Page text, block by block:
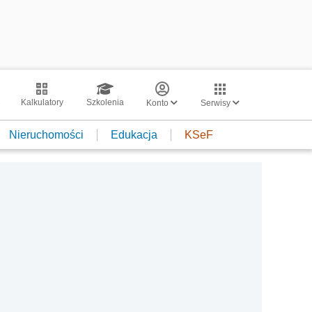
Kalkulatory Szkolenia Konto Serwisy
Nieruchomości Edukacja KSeF